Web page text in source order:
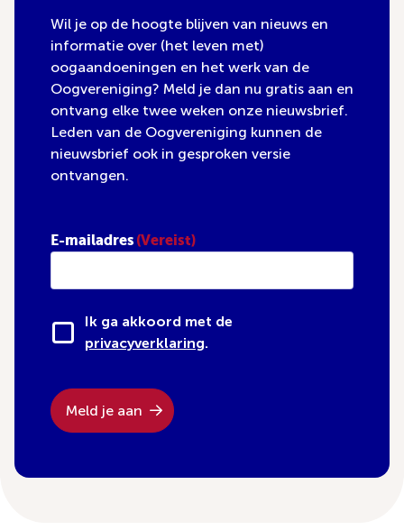
Wil je op de hoogte blijven van nieuws en
informatie over (het leven met)
oogaandoeningen en het werk van de
Oogvereniging? Meld je dan nu gratis aan en
ontvang elke twee weken onze nieuwsbrief.
Leden van de Oogvereniging kunnen de
nieuwsbrief ook in gesproken versie
ontvangen.
E-mailadres (Vereist)
Ik ga akkoord met de
privacyverklaring.
Meld je aan